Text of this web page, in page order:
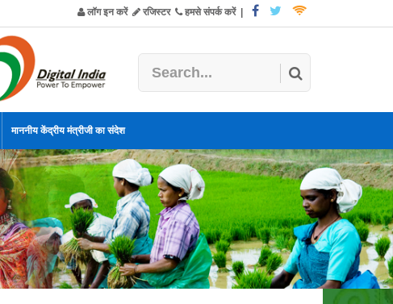
लॉग इन करें रजिस्टर हमसे संपर्क करें|
माननीय केंद्रीय मंत्रीजी का संदेश